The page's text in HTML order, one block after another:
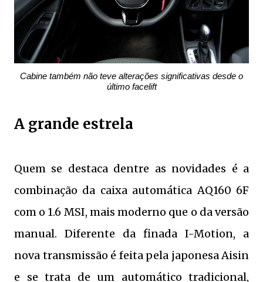
Cabine também não teve alterações significativas desde o
último facelift
A grande estrela
Quem se destaca dentre as novidades é a
combinação da caixa automática AQ160 6F
com o 1.6 MSI, mais moderno que o da versão
manual. Diferente da finada I-Motion, a
nova transmissão é feita pela japonesa Aisin
e se trata de um automático tradicional,